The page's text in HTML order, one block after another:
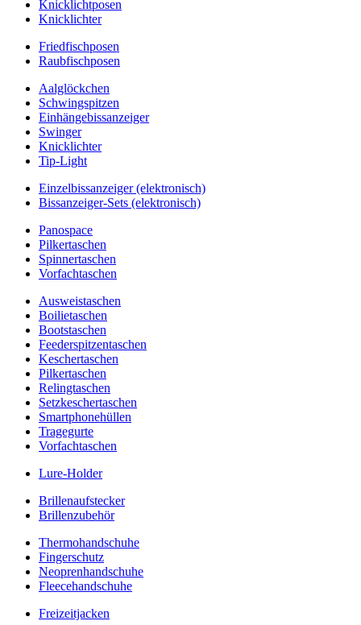
Knicklichtposen
Knicklichter
Friedfischposen
Raubfischposen
Aalglöckchen
Schwingspitzen
Einhängebissanzeiger
Swinger
Knicklichter
Tip-Light
Einzelbissanzeiger (elektronisch)
Bissanzeiger-Sets (elektronisch)
Panospace
Pilkertaschen
Spinnertaschen
Vorfachtaschen
Ausweistaschen
Boilietaschen
Bootstaschen
Feederspitzentaschen
Keschertaschen
Pilkertaschen
Relingtaschen
Setzkeschertaschen
Smartphonehüllen
Tragegurte
Vorfachtaschen
Lure-Holder
Brillenaufstecker
Brillenzubehör
Thermohandschuhe
Fingerschutz
Neoprenhandschuhe
Fleecehandschuhe
Freizeitjacken